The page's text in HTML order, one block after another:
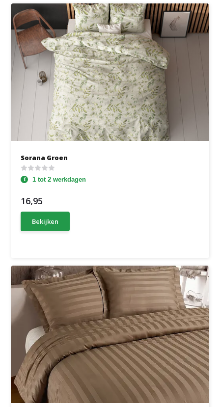
Sorana Groen
1 tot 2 werkdagen
16,95
Bekijken